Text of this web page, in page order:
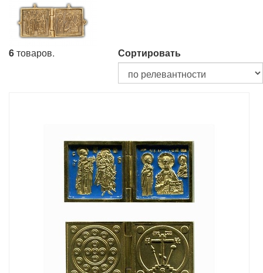
6товаров. Сортировать